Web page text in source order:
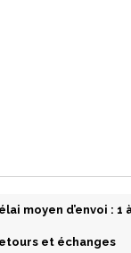
moyen d’envoi : 1
et échanges